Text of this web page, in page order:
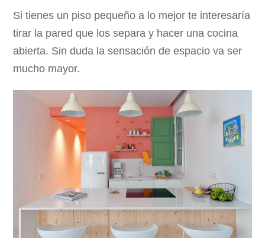
Si tienes un piso pequeño a lo mejor te interesaría
tirar la pared que los separa y hacer una cocina
abierta. Sin duda la sensación de espacio va ser
mucho mayor.